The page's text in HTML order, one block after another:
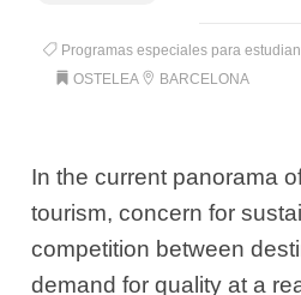
Programas especiales para
OSTELEA
BARCELONA
In the current panorama
tourism, concern for
competition between
demand for quality at a